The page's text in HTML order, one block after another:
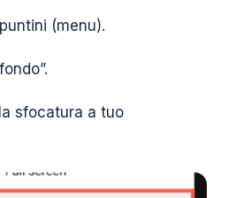
(menu).
sfocatura a tuo